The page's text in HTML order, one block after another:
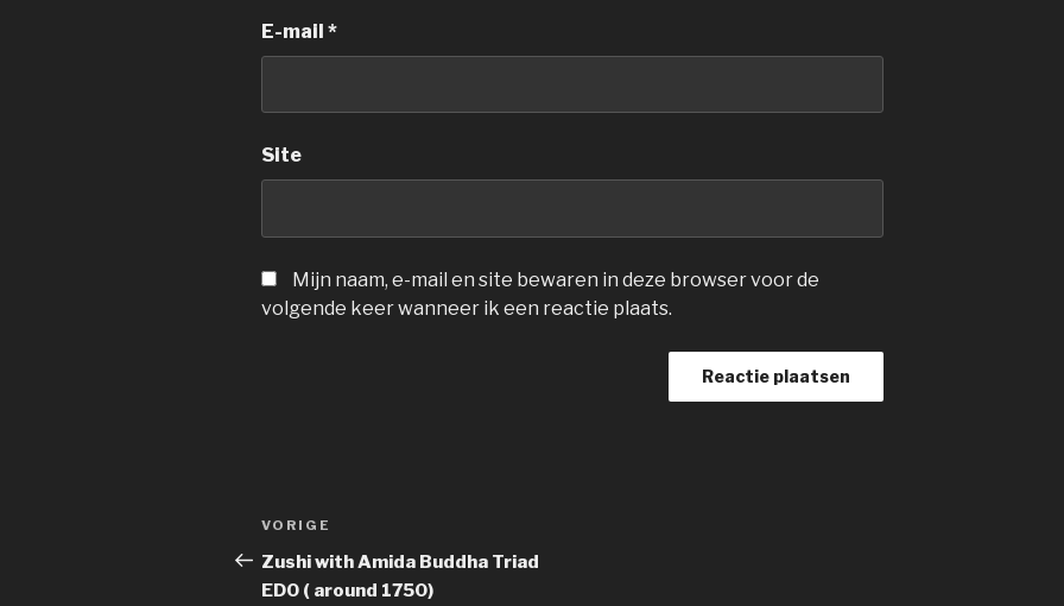
E-mail *
Site
Mijn naam, e-mail en site bewaren in deze browser voor de
volgende keer wanneer ik een reactie plaats.
Berichtnavigatie
Vorig
bericht
VORIGE
Zushi with Amida Buddha Triad
EDO ( around 1750)